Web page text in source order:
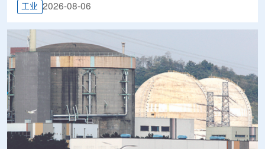
工业 2026-08-06